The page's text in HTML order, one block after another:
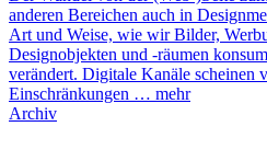
anderen Bereichen auch in
Art und Weise, wie wir Bilder,
Designobjekten und -räumen
verändert. Digitale Kanäle scheinen
Einschränkungen … mehr
Archiv